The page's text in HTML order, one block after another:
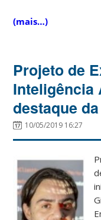
(mais…)
Projeto de
Inteligência
destaque
10/05/2019 16:27